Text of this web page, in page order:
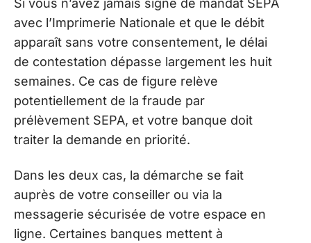
Si vous n’avez jamais signé de mandat SEPA
avec l’Imprimerie Nationale et que le débit
apparaît sans votre consentement, le délai
de contestation dépasse largement les huit
semaines. Ce cas de figure relève
potentiellement de la fraude par
prélèvement SEPA, et votre banque doit
traiter la demande en priorité.
Dans les deux cas, la démarche se fait
auprès de votre conseiller ou via la
messagerie sécurisée de votre espace en
ligne. Certaines banques mettent à